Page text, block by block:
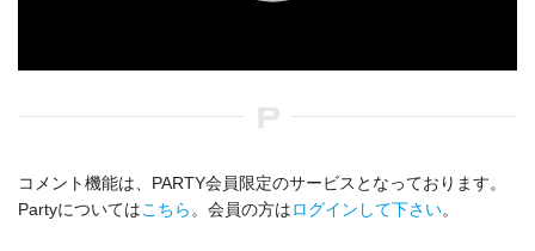
コメント機能は、PARTY会員限定のサービスとなっております。
Partyについてはこちら 。会員の方はログインして下さい。